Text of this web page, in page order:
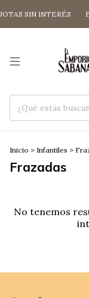
SIN INTERÉS
Inicio > Infantiles >
Frazadas
No tenemos